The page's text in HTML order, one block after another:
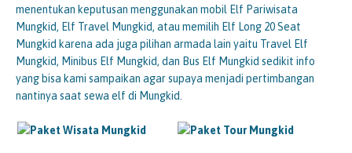
menentukan keputusan menggunakan mobil Elf Pariwisata
Mungkid, Elf Travel Mungkid, atau memilih Elf Long 20 Seat
Mungkid karena ada juga pilihan armada lain yaitu Travel Elf
Mungkid, Minibus Elf Mungkid, dan Bus Elf Mungkid sedikit info
yang bisa kami sampaikan agar supaya menjadi pertimbangan
nantinya saat sewa elf di Mungkid.